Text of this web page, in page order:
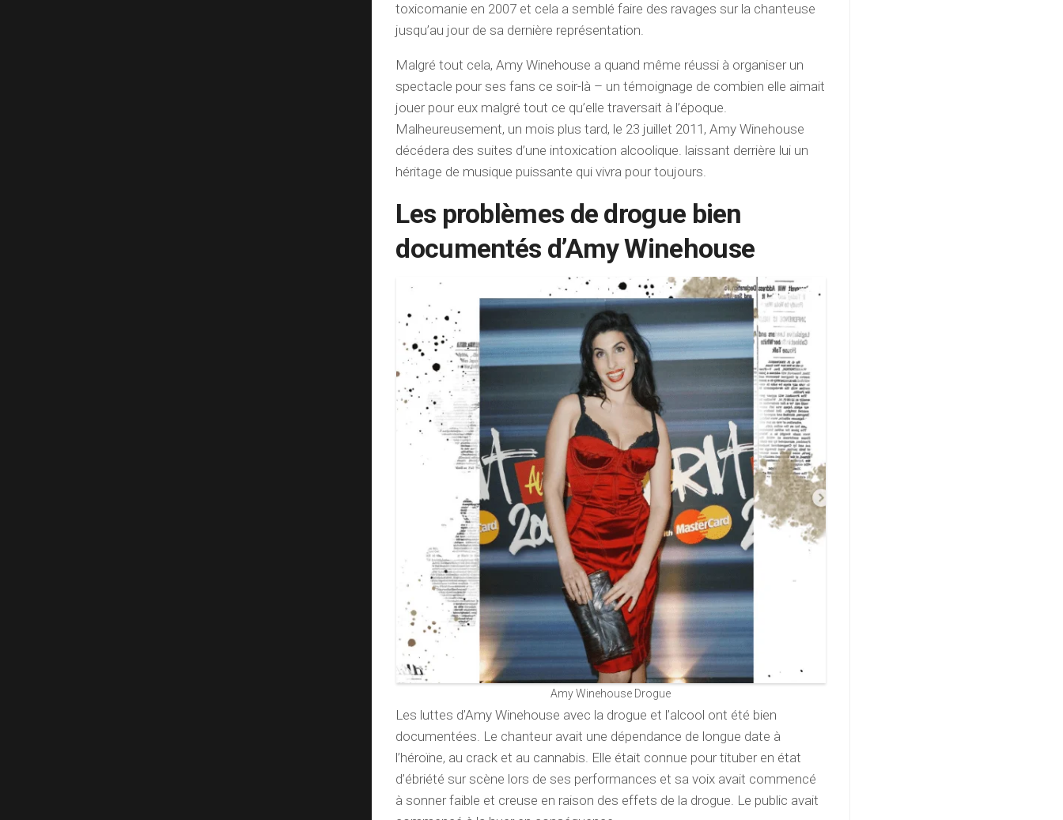
toxicomanie en 2007 et cela a semblé faire des ravages sur la chanteuse
jusqu’au jour de sa dernière représentation.
Malgré tout cela, Amy Winehouse a quand même réussi à organiser un
spectacle pour ses fans ce soir-là – un témoignage de combien elle aimait
jouer pour eux malgré tout ce qu’elle traversait à l’époque.
Malheureusement, un mois plus tard, le 23 juillet 2011, Amy Winehouse
décédera des suites d’une intoxication alcoolique. laissant derrière lui un
héritage de musique puissante qui vivra pour toujours.
Les problèmes de drogue bien
documentés d’Amy Winehouse
Amy Winehouse Drogue
Les luttes d’Amy Winehouse avec la drogue et l’alcool ont été bien
documentées. Le chanteur avait une dépendance de longue date à
l’héroïne, au crack et au cannabis. Elle était connue pour tituber en état
d’ébriété sur scène lors de ses performances et sa voix avait commencé
à sonner faible et creuse en raison des effets de la drogue. Le public avait